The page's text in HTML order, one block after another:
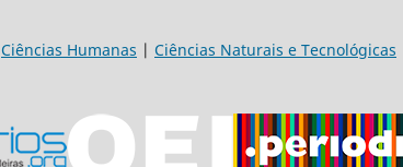
Ciências Humanas | Ciências Naturais e Tecnológicas